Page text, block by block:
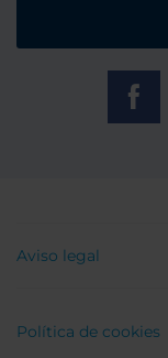
Aviso legal
Política de cookies